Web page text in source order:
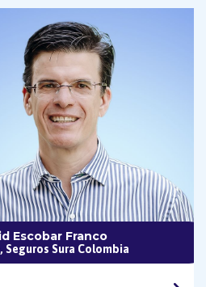
Escobar Franco
Seguros Sura Colombia